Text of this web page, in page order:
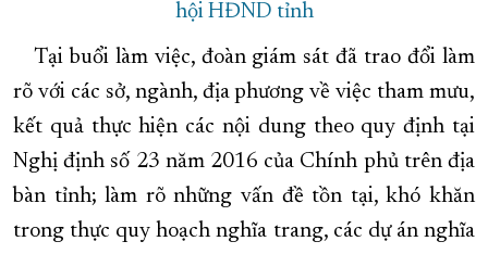
hội HĐND tỉnh
Tại buổi làm việc, đoàn giám sát đã trao đổi làm
rõ với các sở, ngành, địa phương về việc tham mưu,
kết quả thực hiện các nội dung theo quy định tại
Nghị định số 23 năm 2016 của Chính phủ trên địa
bàn tỉnh; làm rõ những vấn đề tồn tại, khó khăn
trong thực quy hoạch nghĩa trang, các dự án nghĩa